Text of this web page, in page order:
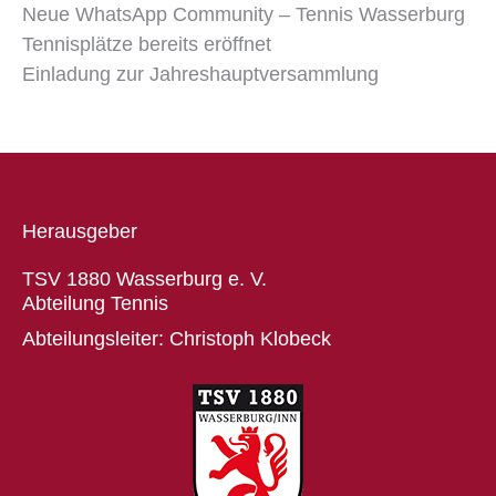
Neue WhatsApp Community – Tennis Wasserburg
Tennisplätze bereits eröffnet
Einladung zur Jahreshauptversammlung
Herausgeber
TSV 1880 Wasserburg e. V.
Abteilung Tennis
Abteilungsleiter: Christoph Klobeck